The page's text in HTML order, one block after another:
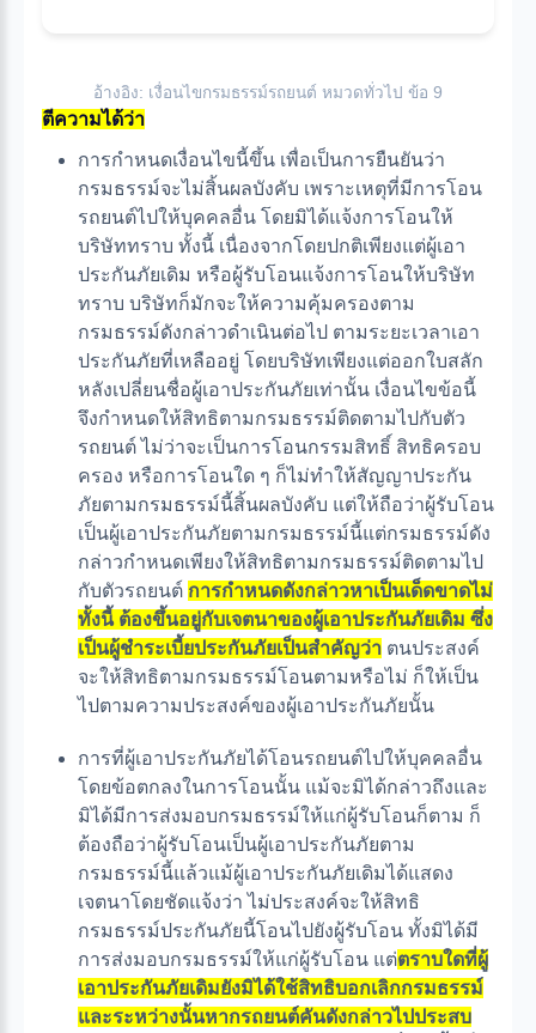
อ้างอิง: เงื่อนไขกรมธรรม์รถยนต์ หมวดทั่วไป ข้อ 9
ตีความได้ว่า
การกำหนดเงื่อนไขนี้ขึ้น เพื่อเป็นการยืนยันว่า
กรมธรรม์จะไม่สิ้นผลบังคับ เพราะเหตุที่มีการโอน
รถยนต์ไปให้บุคคลอื่น โดยมิได้แจ้งการโอนให้
บริษัททราบ ทั้งนี้ เนื่องจากโดยปกติเพียงแต่ผู้เอา
ประกันภัยเดิม หรือผู้รับโอนแจ้งการโอนให้บริษัท
ทราบ บริษัทก็มักจะให้ความคุ้มครองตาม
กรมธรรม์ดังกล่าวดำเนินต่อไป ตามระยะเวลาเอา
ประกันภัยที่เหลืออยู่ โดยบริษัทเพียงแต่ออกใบสลัก
หลังเปลี่ยนชื่อผู้เอาประกันภัยเท่านั้น เงื่อนไขข้อนี้
จึงกำหนดให้สิทธิตามกรมธรรม์ติดตามไปกับตัว
รถยนต์ ไม่ว่าจะเป็นการโอนกรรมสิทธิ์ สิทธิครอบ
ครอง หรือการโอนใด ๆ ก็ไม่ทำให้สัญญาประกัน
ภัยตามกรมธรรม์นี้สิ้นผลบังคับ แต่ให้ถือว่าผู้รับโอน
เป็นผู้เอาประกันภัยตามกรมธรรม์นี้แต่กรมธรรม์ดัง
กล่าวกำหนดเพียงให้สิทธิตามกรมธรรม์ติดตามไป
กับตัวรถยนต์ การกำหนดดังกล่าวหาเป็นเด็ดขาดไม่
ทั้งนี้ ต้องขึ้นอยู่กับเจตนาของผู้เอาประกันภัยเดิม ซึ่ง
เป็นผู้ชำระเบี้ยประกันภัยเป็นสำคัญว่า ตนประสงค์
จะให้สิทธิตามกรมธรรม์โอนตามหรือไม่ ก็ให้เป็น
ไปตามความประสงค์ของผู้เอาประกันภัยนั้น
การที่ผู้เอาประกันภัยได้โอนรถยนต์ไปให้บุคคลอื่น
โดยข้อตกลงในการโอนนั้น แม้จะมิได้กล่าวถึงและ
มิได้มีการส่งมอบกรมธรรม์ให้แก่ผู้รับโอนก็ตาม ก็
ต้องถือว่าผู้รับโอนเป็นผู้เอาประกันภัยตาม
กรมธรรม์นี้แล้วแม้ผู้เอาประกันภัยเดิมได้แสดง
เจตนาโดยชัดแจ้งว่า ไม่ประสงค์จะให้สิทธิ
กรมธรรม์ประกันภัยนี้โอนไปยังผู้รับโอน ทั้งมิได้มี
การส่งมอบกรมธรรม์ให้แก่ผู้รับโอน แต่ตราบใดที่ผู้
เอาประกันภัยเดิมยังมิได้ใช้สิทธิบอกเลิกกรมธรรม์
และระหว่างนั้นหากรถยนต์คันดังกล่าวไปประสบ